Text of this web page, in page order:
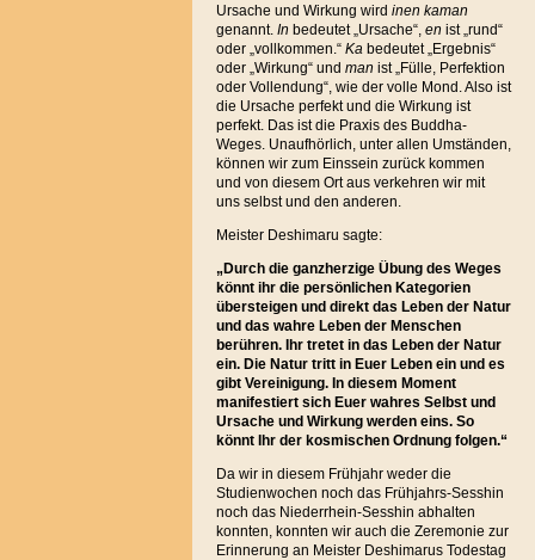
Ursache und Wirkung wird inen kaman
genannt.In bedeutet „Ursache“, en ist „rund“
oder „vollkommen.“ Ka bedeutet „Ergebnis“
oder „Wirkung“ und man ist „Fülle, Perfektion
oder Vollendung“, wie der volle Mond. Also ist
die Ursache perfekt und die Wirkung ist
perfekt. Das ist die Praxis des Buddha-
Weges. Unaufhörlich, unter allen Umständen,
können wir zum Einssein zurück kommen
und von diesem Ort aus verkehren wir mit
uns selbst und den anderen.
Meister Deshimaru sagte:
„Durch die ganzherzige Übung des Weges
könnt ihr die persönlichen Kategorien
übersteigen und direkt das Leben der Natur
und das wahre Leben der Menschen
berühren. Ihr tretet in das Leben der Natur
ein. Die Natur tritt in Euer Leben ein und es
gibt Vereinigung. In diesem Moment
manifestiert sich Euer wahres Selbst und
Ursache und Wirkung werden eins. So
könnt Ihr der kosmischen Ordnung folgen.“
Da wir in diesem Frühjahr weder die
Studienwochen noch das Frühjahrs-Sesshin
noch das Niederrhein-Sesshin abhalten
konnten, konnten wir auch die Zeremonie zur
Erinnerung an Meister Deshimarus Todestag